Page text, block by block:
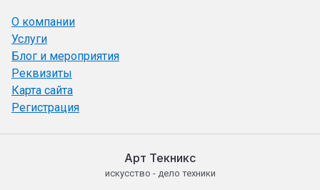
О компании
Услуги
Блог и мероприятия
Реквизиты
Карта сайта
Регистрация
Арт Текникс
искусство - дело техники